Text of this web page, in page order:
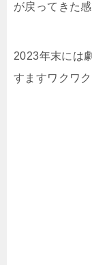
が戻ってきた感
2023年末には
すますワクワ